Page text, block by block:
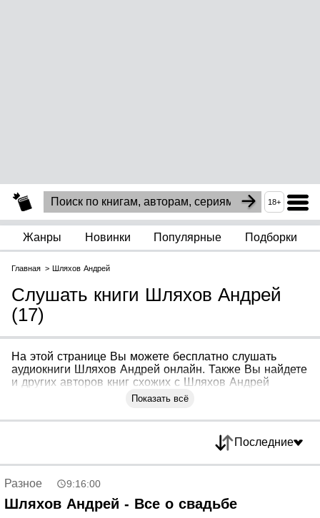
18+
Жанры Новинки Популярные Подборки
Главная Шляхов Андрей
Слушать книги Шляхов Андрей
(17)
На этой странице Вы можете бесплатно слушать
аудиокниги Шляхов Андрей онлайн. Также Вы найдете
и других авторов книг схожих с Шляхов Андрей
Показать всё
Последние
Разное 9:16:00
Шляхов Андрей - Все о свадьбе